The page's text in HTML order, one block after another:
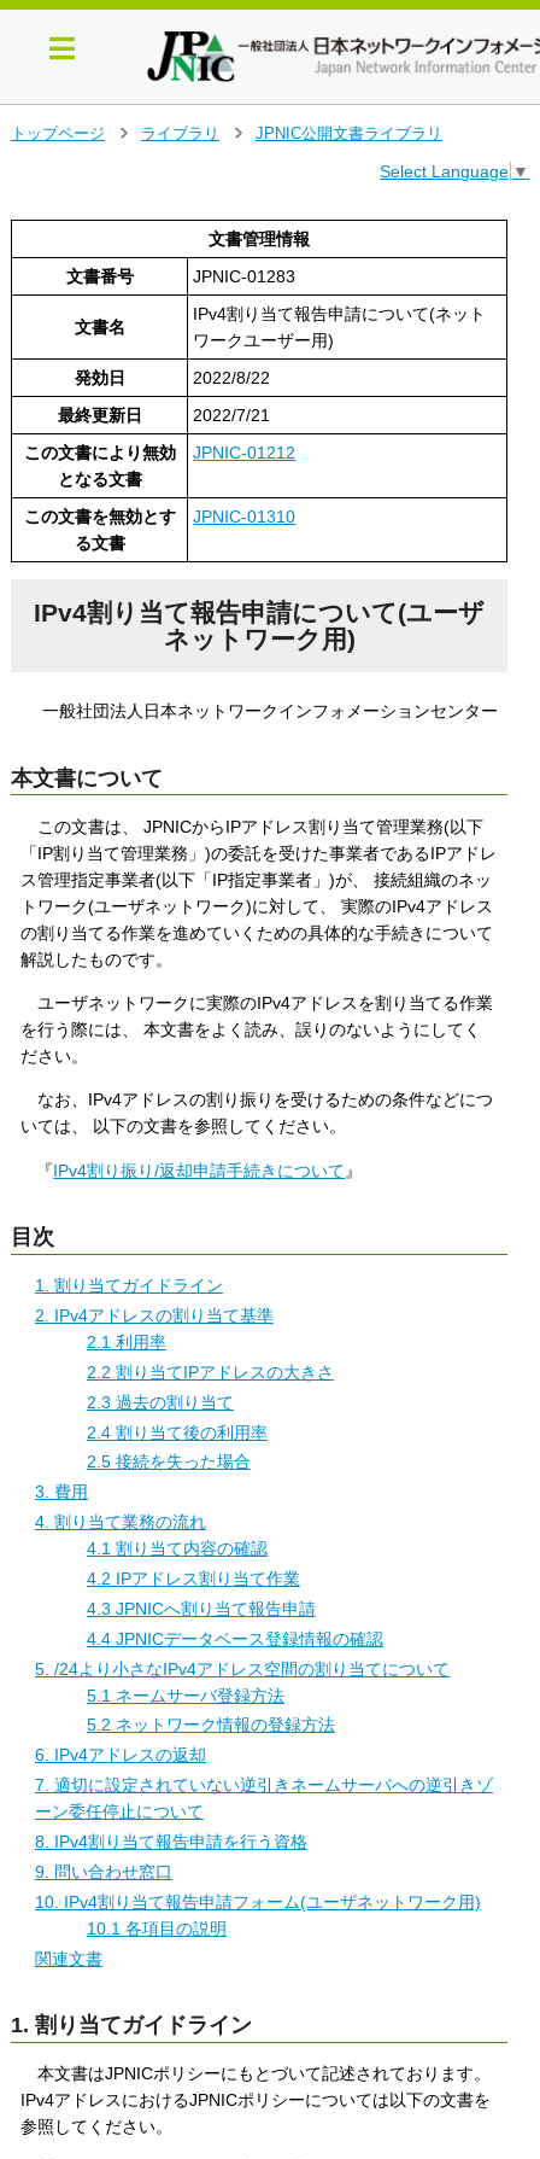
ツ
ン
トップページ
ライブラリ
JPNIC公開文書ライブラリ
Select Language ▼
文書管理情報
文書番号
JPNIC-01283
文書名
IPv4割り当て報告申請について(ネット
ワークユーザー用)
発効日
2022/8/22
最終更新日
2022/7/21
この文書により無効
となる文書
JPNIC-01212
この文書を無効とす
る文書
JPNIC-01310
IPv4割り当て報告申請について(ユーザ
ネットワーク用)
一般社団法人日本ネットワークインフォメーションセンター
本文書について
この文書は、 JPNICからIPアドレス割り当て管理業務(以下
「IP割り当て管理業務」)の委託を受けた事業者であるIPアドレ
ス管理指定事業者(以下「IP指定事業者」)が、 接続組織のネッ
トワーク(ユーザネットワーク)に対して、 実際のIPv4アドレス
の割り当てる作業を進めていくための具体的な手続きについて
解説したものです。
ユーザネットワークに実際のIPv4アドレスを割り当てる作業
を行う際には、 本文書をよく読み、誤りのないようにしてく
ださい。
なお、IPv4アドレスの割り振りを受けるための条件などにつ
いては、 以下の文書を参照してください。
『IPv4割り振り/返却申請手続きについて 』
目次
1. 割り当てガイドライン
2. IPv4アドレスの割り当て基準
2.1 利用率
2.2 割り当てIPアドレスの大きさ
2.3 過去の割り当て
2.4 割り当て後の利用率
2.5 接続を失った場合
3. 費用
4. 割り当て業務の流れ
4.1 割り当て内容の確認
4.2 IPアドレス割り当て作業
4.3 JPNICへ割り当て報告申請
4.4 JPNICデータベース登録情報の確認
5. /24より小さなIPv4アドレス空間の割り当てについて
5.1 ネームサーバ登録方法
5.2 ネットワーク情報の登録方法
6. IPv4アドレスの返却
7. 適切に設定されていない逆引きネームサーバへの逆引きゾ
ーン委任停止について
8. IPv4割り当て報告申請を行う資格
9. 問い合わせ窓口
10. IPv4割り当て報告申請フォーム(ユーザネットワーク用)
10.1 各項目の説明
関連文書
1. 割り当てガイドライン
本文書はJPNICポリシーにもとづいて記述されております。
IPv4アドレスにおけるJPNICポリシーについては以下の文書を
参照してください。